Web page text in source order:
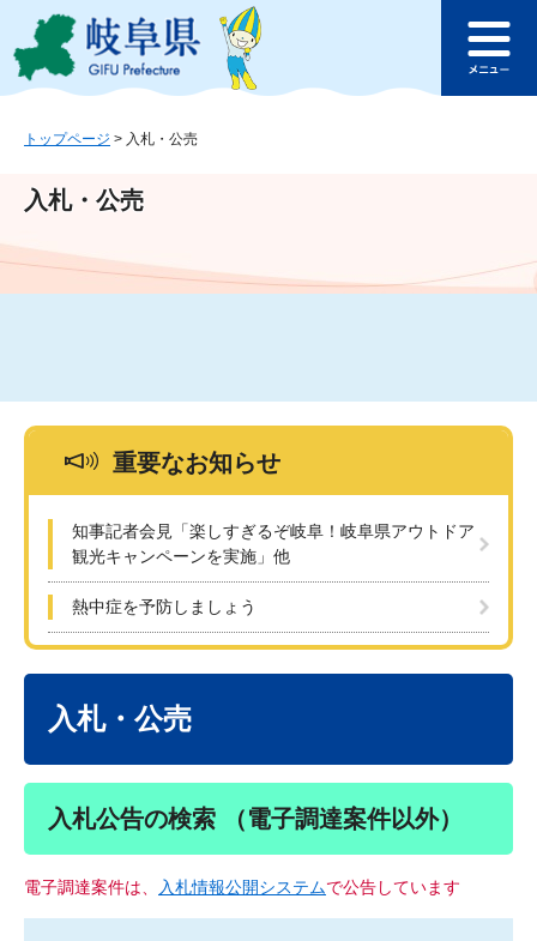
ジ
ュ
文
このページの本文へ
ュ
トップページ > 入札・公売
入札・公売
重要なお知らせ
知事記者会見「楽しすぎるぞ岐阜！岐阜県アウトドア
観光キャンペーンを実施」他
熱中症を予防しましょう
入札・公売
入札公告の検索 （電子調達案件以外）
電子調達案件は、 入札情報公開システムで公告しています